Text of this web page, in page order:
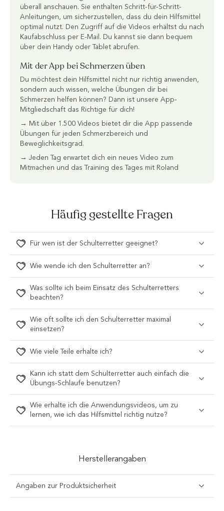
überall anschauen. Sie enthalten Schritt-für-Schritt-
Anleitungen, um sicherzustellen, dass du dein Hilfsmittel
optimal nutzt. Den Zugriff auf die Videos erhältst du nach
Kaufabschluss per E-Mail. Du kannst sie dann bequem
über dein Handy oder Tablet abrufen.
Mit der App bei Schmerzen üben
Du möchtest dein Hilfsmittel nicht nur richtig anwenden,
sondern auch wissen, welche Übungen dir bei
Schmerzen helfen können? Dann ist unsere App-
Mitgliedschaft das Richtige für dich!
→ Mit über 1.500 Videos bietet dir die App passende
Übungen für jeden Schmerzbereich und
Beweglichkeitsgrad.
→ Jeden Tag erwartet dich ein neues Video zum
Mitmachen und das Training des Tages mit Roland
Häufig gestellte Fragen
Für wen ist der Schulterretter geeignet?
Wie wende ich den Schulterretter an?
Was sollte ich beim Einsatz des Schulterretters
beachten?
Wie oft sollte ich den Schulterretter maximal
einsetzen?
Wie viele Teile erhalte ich?
Kann ich statt dem Schulterretter auch einfach die
Übungs-Schlaufe benutzen?
Wie erhalte ich die Anwendungsvideos, um zu
lernen, wie ich das Hilfsmittel richtig nutze?
Herstellerangaben
Angaben zur Produktsicherheit